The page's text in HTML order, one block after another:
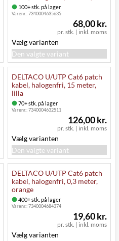
100+ stk. på lager
Varenr.:7340004635635
pr. stk. | inkl. moms
68,00 kr.
Vælg varianten
Den valgte variant
DELTACO U/UTP Cat6 patch
kabel, halogenfri, 15 meter,
lilla
70+ stk. på lager
Varenr.:7340004632511
pr. stk. | inkl. moms
126,00 kr.
Vælg varianten
Den valgte variant
DELTACO U/UTP Cat6 patch
kabel, halogenfri, 0,3 meter,
orange
400+ stk. på lager
Varenr.:7340004684374
pr. stk. | inkl. moms
19,60 kr.
Vælg varianten